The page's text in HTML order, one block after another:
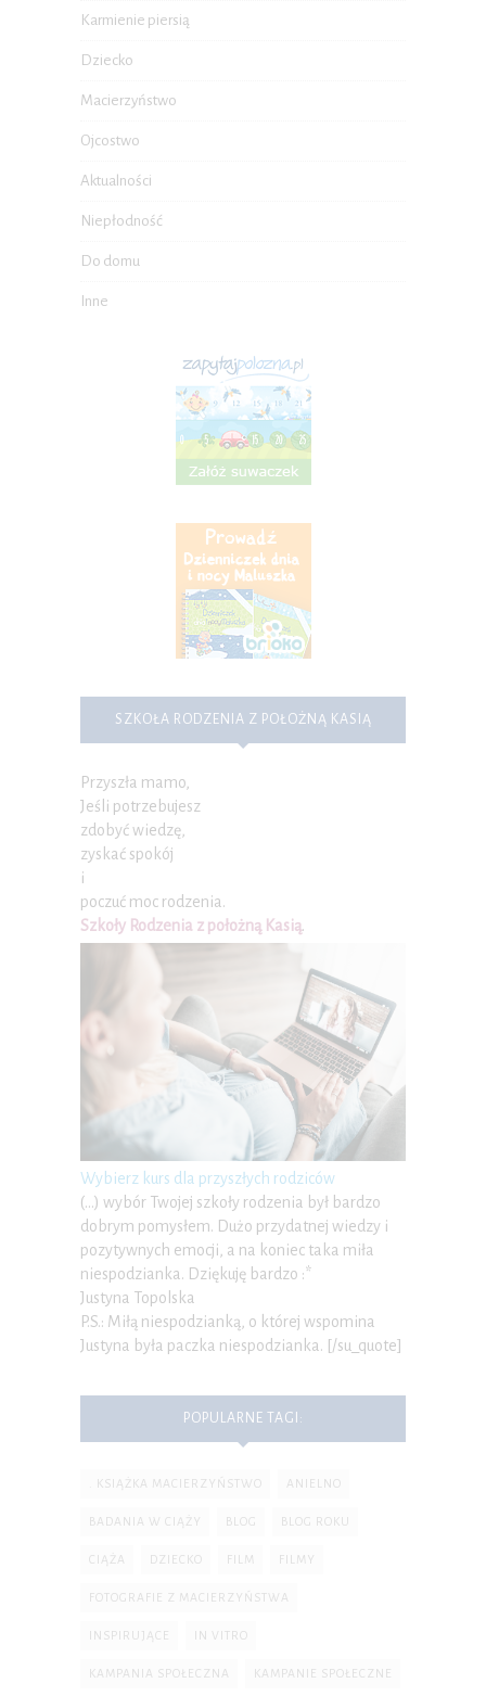
Karmienie piersią
Dziecko
Macierzyństwo
Ojcostwo
Aktualności
Niepłodność
Do domu
Inne
SZKOŁA RODZENIA Z POŁOŻNĄ KASIĄ
Przyszła mamo,
Jeśli potrzebujesz
zdobyć wiedzę,
zyskać spokój
i
poczuć moc rodzenia.
Szkoły Rodzenia z położną Kasią.
Wybierz kurs dla przyszłych rodziców
(…) wybór Twojej szkoły rodzenia był bardzo
dobrym pomysłem. Dużo przydatnej wiedzy i
pozytywnych emocji, a na koniec taka miła
niespodzianka. Dziękuję bardzo :*
Justyna Topolska
P.S.: Miłą niespodzianką, o której wspomina
Justyna była paczka niespodzianka. [/su_quote]
POPULARNE TAGI:
. KSIĄŻKA MACIERZYŃSTWO ANIELNO
BADANIA W CIĄŻY BLOG BLOG ROKU
CIĄŻA DZIECKO FILM FILMY
FOTOGRAFIE Z MACIERZYŃSTWA
INSPIRUJĄCE IN VITRO
KAMPANIA SPOŁECZNA KAMPANIE SPOŁECZNE